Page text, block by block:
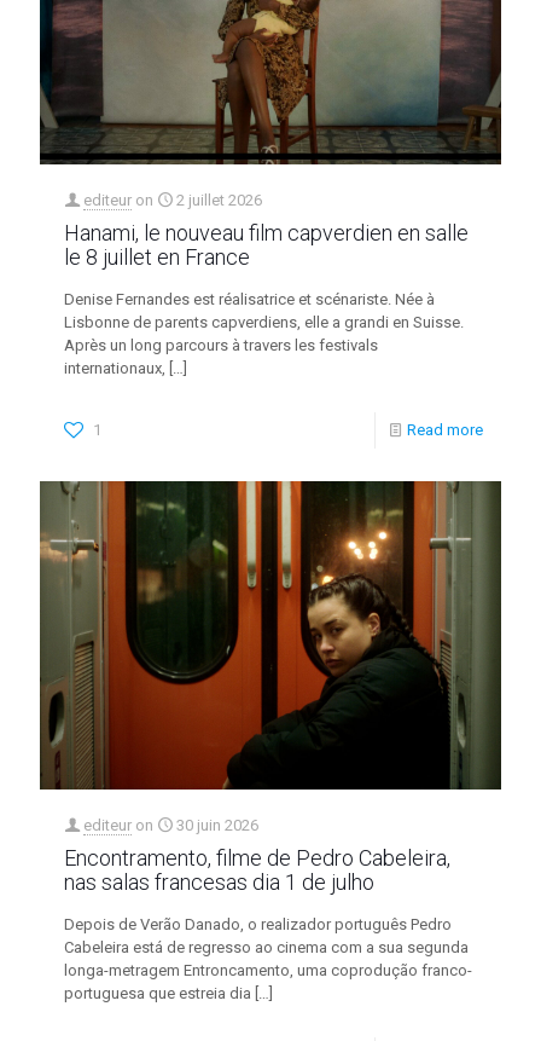
editeur on 2 juillet 2026
Hanami, le nouveau film capverdien en salle
le 8 juillet en France
Denise Fernandes est réalisatrice et scénariste. Née à
Lisbonne de parents capverdiens, elle a grandi en Suisse.
Après un long parcours à travers les festivals
internationaux,
1 Read more
editeur on 30 juin 2026
Encontramento, filme de Pedro Cabeleira,
nas salas francesas dia 1 de julho
Depois de Verão Danado, o realizador português Pedro
Cabeleira está de regresso ao cinema com a sua segunda
longa-metragem Entroncamento, uma coprodução franco-
portuguesa que estreia dia […]